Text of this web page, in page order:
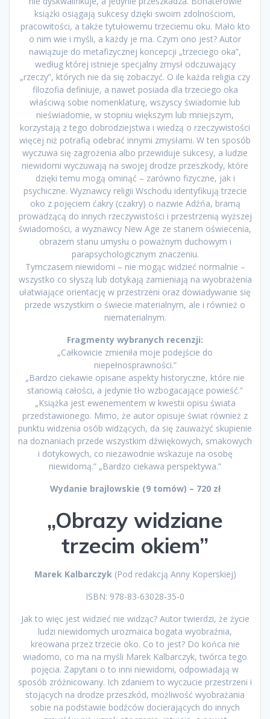
książki osiągają sukcesy dzięki swoim zdolnościom,
pracowitości, a także tytułowemu trzeciemu oku. Mało kto
o nim wie i myśli, a każdy je ma. Czym ono jest? Autor
nawiązuje do metafizycznej koncepcji „trzeciego oka”,
według której istnieje specjalny zmysł odczuwający
„rzeczy”, których nie da się zobaczyć. O ile każda religia czy
filozofia definiuje, a nawet posiada dla trzeciego oka
właściwą sobie nomenklaturę, wszyscy świadomie lub
nieświadomie, w stopniu większym lub mniejszym,
korzystają z tego dobrodziejstwa i wiedzą o rzeczywistości
więcej niż potrafią odebrać innymi zmysłami. W ten sposób
wyczuwa się zagrożenia albo przewiduje sukcesy, a ludzie
niewidomi wyczuwają na swojej drodze przeszkody, które
dzięki temu mogą ominąć – zarówno fizyczne, jak i
psychiczne. Wyznawcy religii Wschodu identyfikują trzecie
oko z pojęciem ćakry (czakry) o nazwie Adźńa, bramą
prowadzącą do innych rzeczywistości i przestrzenią wyższej
świadomości, a wyznawcy New Age ze stanem oświecenia,
obrazem stanu umysłu o poważnym duchowym i
parapsychologicznym znaczeniu.
Tymczasem niewidomi – nie mogąc widzieć normalnie –
wszystko co słyszą lub dotykają zamieniają na wyobrażenia
ułatwiające orientację w przestrzeni oraz dowiadywanie się
przede wszystkim o świecie materialnym, ale i również o
niematerialnym.
Fragmenty wybranych recenzji:
„Całkowicie zmieniła moje podejście do
niepełnosprawności.”
„Bardzo ciekawie opisane aspekty historyczne, które nie
stanowią całości, a jedynie tło wzbogacające powieść.”
„Książka jest ewenementem w kwestii opisu świata
przedstawionego. Mimo, że autor opisuje świat również z
punktu widzenia osób widzących, da się zauważyć skupienie
na doznaniach przede wszystkim dźwiękowych, smakowych
i dotykowych, co niezawodnie wskazuje na osobę
niewidomą.” „Bardzo ciekawa perspektywa.”
Wydanie brajlowskie (9 tomów) – 720 zł
„Obrazy widziane
trzecim okiem”
Marek Kalbarczyk(Pod redakcją Anny Koperskiej)
ISBN: 978-83-63028-35-0
Jak to więc jest widzieć nie widząc? Autor twierdzi, że życie
ludzi niewidomych urozmaica bogata wyobraźnia,
kreowana przez trzecie oko. Co to jest? Do końca nie
wiadomo, co ma na myśli Marek Kalbarczyk, twórca tego
pojęcia. Zapytani o to inni niewidomi, odpowiadają w
sposób zróżnicowany. Ich zdaniem to wyczucie przestrzeni i
stojących na drodze przeszkód, możliwość wyobrażania
sobie na podstawie bodźców docierających do innych